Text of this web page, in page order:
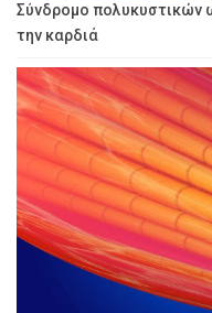
Σύνδρομο πολυκυστικών
την καρδιά